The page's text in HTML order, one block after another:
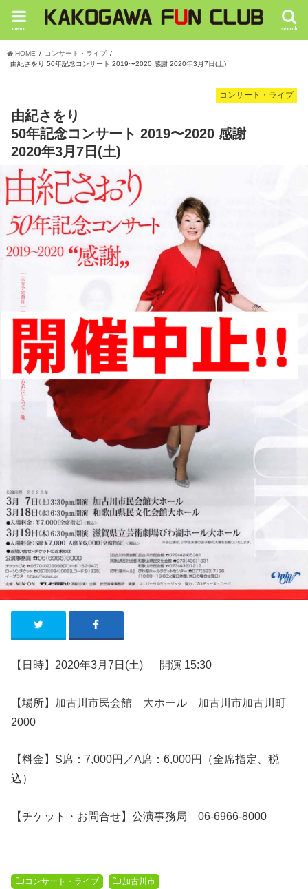
search
menu
HOME
コンサート・ライブ
由紀さをり 50年記念コンサート 2019〜2020 感謝 2020年3月7日(土)
コンサート・ライブ
由紀さをり
50年記念コンサート 2019〜2020 感謝
2020年3月7日(土)
【日時】2020年3月7 日 (土) 開演 15:30
【場所】加古川市民会館 大ホール 加古川市加古川町
2000
【料金】S席：7,000円／A席：6,000円（全席指定、税
込）
【チケット・ お問合せ】公演事務局 06-6966-8000
コンサート・ライブ 加古川市